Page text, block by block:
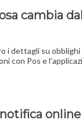
cambia dal
i dettagli su obblighi
con Pos e
online